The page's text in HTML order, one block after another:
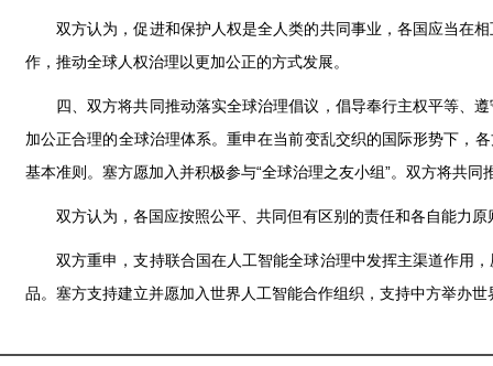
双方认为，促进和保护人权是全人类的共同事业，各国应当在
作，推动全球人权治理以更加公正的方式发展。
四、双方将共同推动落实全球治理倡议，倡导奉行主权平等、
加公正合理的全球治理体系。重申在当前变乱交织的国际形势下，
基本准则。塞方愿加入并积极参与“全球治理之友小组”。双方将共
双方认为，各国应按照公平、共同但有区别的责任和各自能力
双方重申，支持联合国在人工智能全球治理中发挥主渠道作用
品。塞方支持建立并愿加入世界人工智能合作组织，支持中方举办